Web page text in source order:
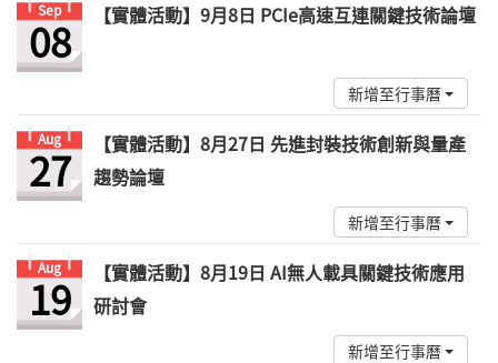
Sep
08 【實體活動】9月8日 PCIe高速互連關鍵技術論壇
新增至行事曆
Aug
27
【實體活動】8月27日 先進封裝技術創新與量產
趨勢論壇
新增至行事曆
Aug
19
【實體活動】8月19日 AI無人載具關鍵技術應用
研討會
新增至行事曆